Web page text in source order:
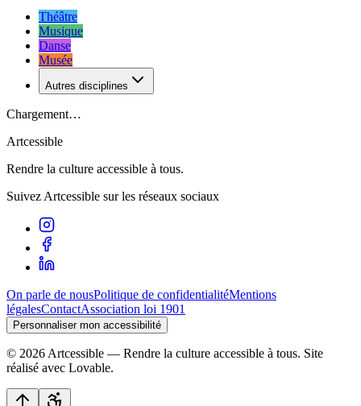
Théâtre
Musique
Danse
Musée
Autres disciplines
Chargement…
Artcessible
Rendre la culture accessible à tous.
Suivez Artcessible sur les réseaux sociaux
On parle de nousPolitique de confidentialitéMentions
légalesContactAssociation loi 1901
Personnaliser mon accessibilité
© 2026 Artcessible — Rendre la culture accessible à tous. Site
réalisé avec Lovable.